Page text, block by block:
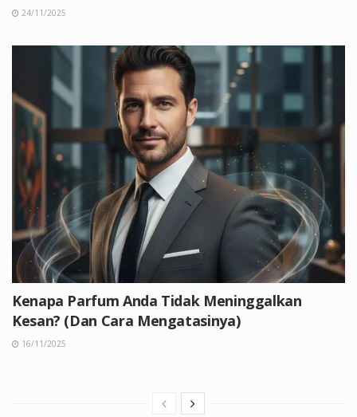
24/11/2025
Kenapa Parfum Anda Tidak Meninggalkan
Kesan? (Dan Cara Mengatasinya)
16/11/2025